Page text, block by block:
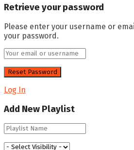
Retrieve your password
Please enter your username or
your password.
Log In
Add New Playlist